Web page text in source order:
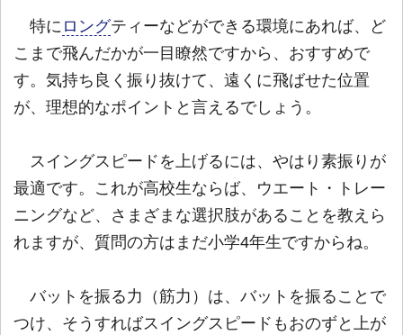
特に ロングティーなどができる環境にあれば、ど
こまで飛んだかが一目瞭然ですから、おすすめで
す。気持ち良く振り抜けて、遠くに飛ばせた位置
が、理想的なポイントと言えるでしょう。
スイングスピードを上げるには、やはり素振りが
最適です。これが高校生ならば、ウエート・トレー
ニングなど、さまざまな選択肢があることを教えら
れますが、質問の方はまだ小学4年生ですからね。
バットを振る力（筋力）は、バットを振ることで
つけ、そうすればスイングスピードもおのずと上が